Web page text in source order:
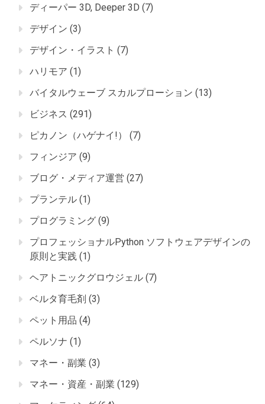
ディーパー 3D, Deeper 3D (7)
デザイン (3)
デザイン・イラスト (7)
ハリモア (1)
バイタルウェーブ スカルプローション (13)
ビジネス (291)
ピカノン（ハゲナイ!）
(7)
フィンジア (9)
ブログ・メディア運営 (27)
プランテル (1)
プログラミング (9)
プロフェッショナルPython ソフトウェアデザインの
原則と実践 (1)
ヘアトニックグロウジェル (7)
ベルタ育毛剤 (3)
ペット用品 (4)
ペルソナ (1)
マネー・副業 (3)
マネー・資産・副業 (129)